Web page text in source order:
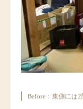
Before：東側には2